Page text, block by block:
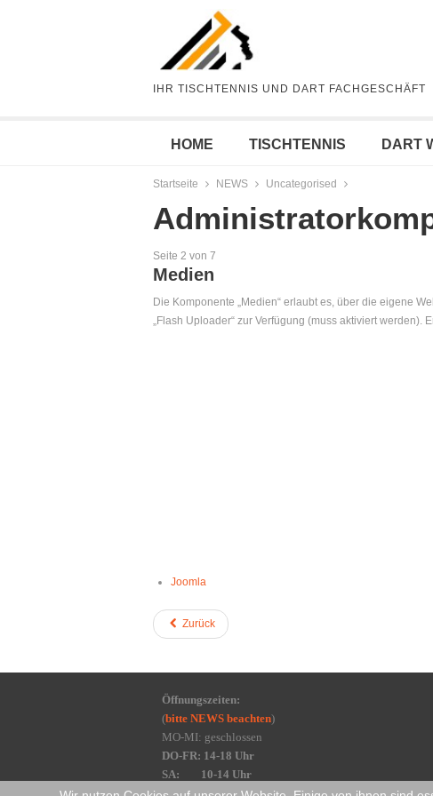
IHR TISCHTENNIS UND DART FACHGESCHÄFT
HOME TISCHTENNIS DART
Startseite NEWS Uncategorised
Seite 2 von 7
Medien
Die Komponente „Medien“ erlaubt es, über die eigene
„Flash Uploader“ zur Verfügung (muss aktiviert
Joomla
Zurück
Öffnungszeiten:
(bitte NEWS beachten)
MO-MI: geschlossen
DO-FR: 14-18 Uhr
SA: 10-14 Uhr